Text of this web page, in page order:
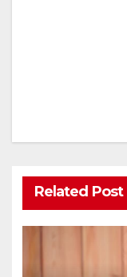
Related Post